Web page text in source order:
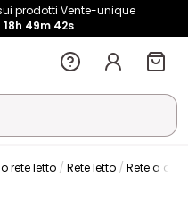
prodotti Vente-unique
18h 49m 42s
rete letto Rete letto Rete a